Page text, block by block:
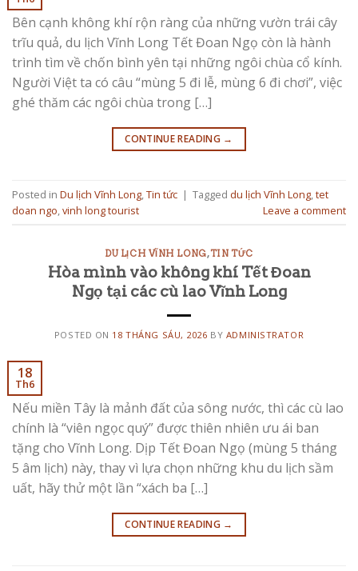
Bên cạnh không khí rộn ràng của những vườn trái cây
trĩu quả, du lịch Vĩnh Long Tết Đoan Ngọ còn là hành
trình tìm về chốn bình yên tại những ngôi chùa cổ kính.
Người Việt ta có câu “mùng 5 đi lễ, mùng 6 đi chơi”, việc
ghé thăm các ngôi chùa trong […]
CONTINUE READING →
Posted in Du lịch Vĩnh Long,Tin tức | Tagged du lịch Vĩnh Long,tet
doan ngo,vinh long tourist Leave a comment
DU LỊCH VĨNH LONG,TIN TỨC
Hòa mình vào không khí Tết Đoan
Ngọ tại các cù lao Vĩnh Long
POSTED ON 18 THÁNG SÁU, 2026 BY ADMINISTRATOR
18
Th6
Nếu miền Tây là mảnh đất của sông nước, thì các cù lao
chính là “viên ngọc quý” được thiên nhiên ưu ái ban
tặng cho Vĩnh Long. Dịp Tết Đoan Ngọ (mùng 5 tháng
5 âm lịch) này, thay vì lựa chọn những khu du lịch sầm
uất, hãy thử một lần “xách ba […]
CONTINUE READING →